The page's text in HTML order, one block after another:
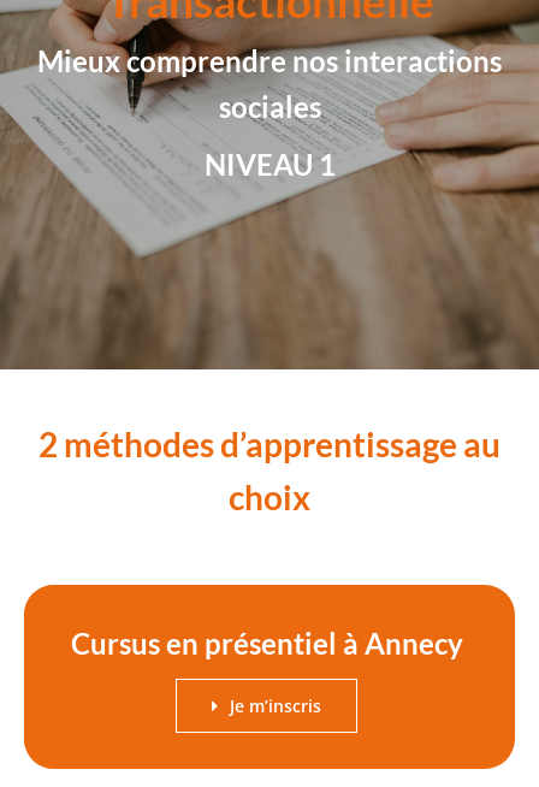
Mieux comprendre nos interactions
sociales
NIVEAU 1
2 méthodes d’apprentissage au
choix
Cursus en présentiel à Annecy
Je m’inscris